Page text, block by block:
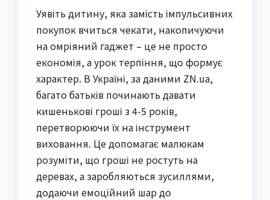
Уявіть дитину, яка замість імпульсивних
покупок вчиться чекати, накопичуючи
на омріяний гаджет – це не просто
економія, а урок терпіння, що формує
характер. В Україні, за даними ZN.ua,
багато батьків починають давати
кишенькові гроші з 4-5 років,
перетворюючи їх на інструмент
виховання. Це допомагає малюкам
розуміти, що гроші не ростуть на
деревах, а заробляються зусиллями,
додаючи емоційний шар до